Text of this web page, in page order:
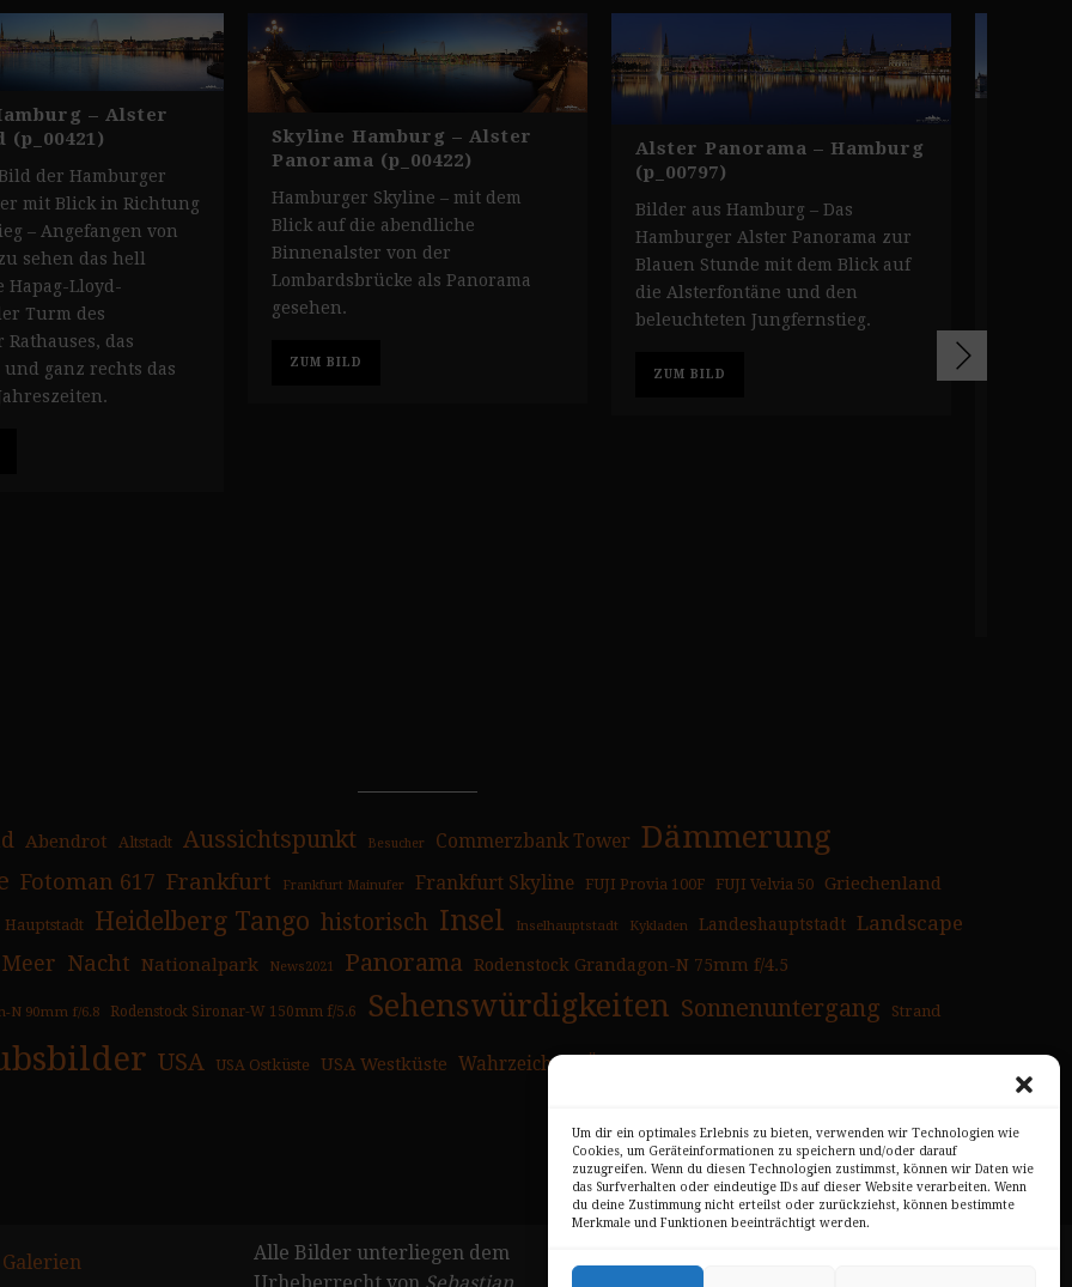
Um dir ein optimales Erlebnis zu bieten, verwenden wir Technologien wie
Cookies, um Geräteinformationen zu speichern und/oder darauf
zuzugreifen. Wenn du diesen Technologien zustimmst, können wir Daten wie
das Surfverhalten oder eindeutige IDs auf dieser Website verarbeiten. Wenn
du deine Zustimmung nicht erteilst oder zurückziehst, können bestimmte
Merkmale und Funktionen beeinträchtigt werden.
– Alster
(p_00421)
der Hamburger
mit Blick in Richtung
– Angefangen von
sehen das hell
Hapag-Lloyd-
Turm des
das
ganz rechts das
Skyline Hamburg – Alster
Panorama (p_00422)
Hamburger Skyline – mit dem
Blick auf die abendliche
Binnenalster von der
Lombardsbrücke als Panorama
gesehen.
ZUM BILD
Alster Panorama – Hamburg
(p_00797)
Bilder aus Hamburg – Das
Hamburger Alster Panorama zur
Blauen Stunde mit dem Blick auf
die Alsterfontäne und den
beleuchteten Jungfernstieg.
ZUM BILD
Abendrot Altstadt Aussichtspunkt Besucher Commerzbank Tower Dämmerung
Fotoman 617 Frankfurt Frankfurt Mainufer Frankfurt Skyline FUJI Provia 100F FUJI Velvia 50
Griechenland
Hauptstadt Heidelberg Tango historisch Insel Inselhauptstadt Kykladen Landeshauptstadt Landscape
Meer Nacht Nationalpark News2021 Panorama Rodenstock Grandagon-N 75mm f/4.5
N 90mm f/6.8 Rodenstock Sironar-W 150mm f/5.6 Sehenswürdigkeiten Sonnenuntergang Strand
USA USA Ostküste USA Westküste Wahrzeichen
Alle Bilder unterliegen dem
Impressum